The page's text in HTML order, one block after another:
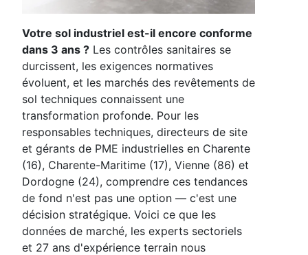
Votre sol industriel est-il encore conforme
dans 3 ans ? Les contrôles sanitaires se
durcissent, les exigences normatives
évoluent, et les marchés des revêtements de
sol techniques connaissent une
transformation profonde. Pour les
responsables techniques, directeurs de site
et gérants de PME industrielles en Charente
(16), Charente-Maritime (17), Vienne (86) et
Dordogne (24), comprendre ces tendances
de fond n'est pas une option — c'est une
décision stratégique. Voici ce que les
données de marché, les experts sectoriels
et 27 ans d'expérience terrain nous